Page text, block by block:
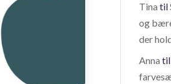
Tina til
og
der
Anna til